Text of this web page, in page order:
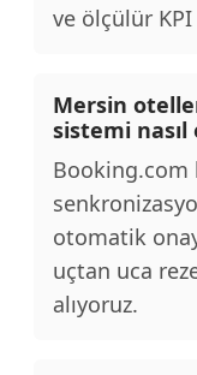
ve ölçülür
Mersin
sistemi
Booking.com
otomatik
uçtan uca
alıyoruz.